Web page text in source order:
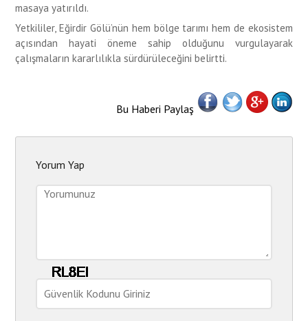
masaya yatırıldı.
Yetkililer, Eğirdir Gölü’nün hem bölge tarımı hem de ekosistem
açısından hayati öneme sahip olduğunu vurgulayarak
çalışmaların kararlılıkla sürdürüleceğini belirtti.
Bu Haberi Paylaş
Yorum Yap